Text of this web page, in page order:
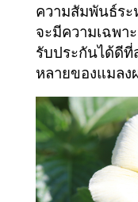
ความสัมพันธ์ระ
จะมีความเฉพา
รับประกันได้ดีที่
หลายของแมลง